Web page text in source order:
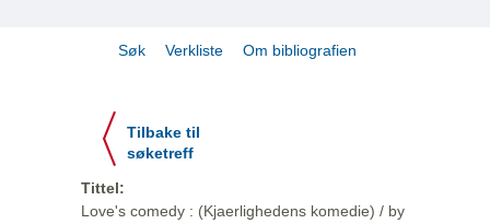
Søk Verkliste Om bibliografien
Tilbake til
søketreff
Tittel:
Love's comedy : (Kjaerlighedens komedie) / by